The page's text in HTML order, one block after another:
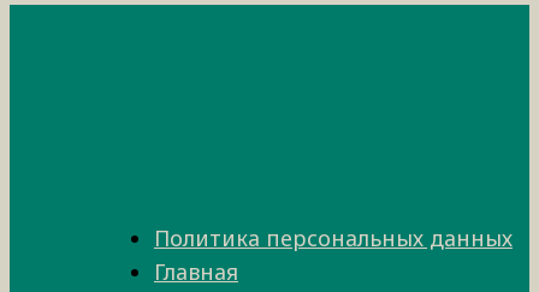
Политика персональных данных
Главная